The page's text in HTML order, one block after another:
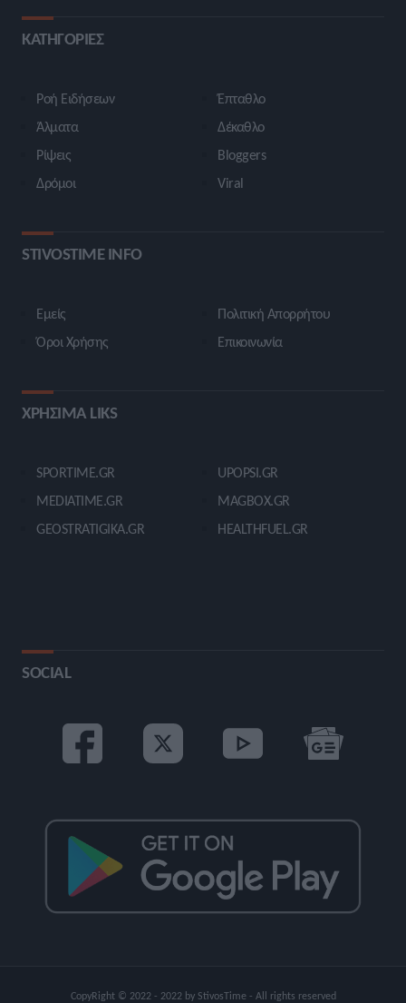
ΚΑΤΗΓΟΡΙΕΣ
Ροή Ειδήσεων
Άλματα
Ρίψεις
Δρόμοι
Έπταθλο
Δέκαθλο
Bloggers
Viral
STIVOSTIME INFO
Εμείς
Όροι Χρήσης
Πολιτική Απορρήτου
Επικοινωνία
ΧΡΗΣΙΜΑ LIKS
SPORTIME.GR
MEDIATIME.GR
GEOSTRATIGIKA.GR
UPOPSI.GR
MAGBOX.GR
HEALTHFUEL.GR
SOCIAL
CopyRight © 2022 - 2022 by StivosTime - All rights reserved